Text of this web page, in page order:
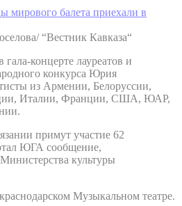
“Вестник Кавказа“
концерте лауреатов и
конкурса Юрия
из Армении, Белоруссии,
Италии, Франции, США, ЮАР,
примут участие 62
ЮГА сообщение,
культуры
Музыкальном театре.